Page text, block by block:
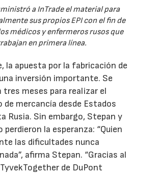
a InTrade el material para
sus propios EPI con el fin de
médicos y enfermeros rusos que
en primera línea.
la apuesta por la fabricación de
inversión importante. Se
meses para realizar el
de mercancía desde Estados
Rusia. Sin embargo, Stepan y
perdieron la esperanza: “Quien
las dificultades nunca
afirma Stepan. “Gracias al
de DuPont